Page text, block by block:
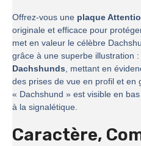
Offrez-vous une plaque
originale et efficace pour
met en valeur le célèbre
grâce à une superbe illustration :
Dachshunds, mettant en
des prises de vue en profil et en
« Dachshund » est visible en
à la signalétique.
Caractère,